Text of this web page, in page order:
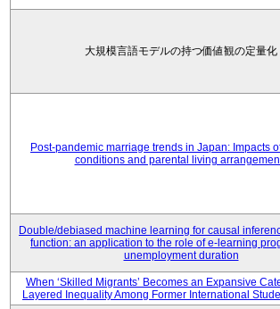
大規模言語モデルの持つ価値観の定量化
Post-pandemic marriage trends in Japan: Impacts
conditions and parental living
Double/debiased machine learning for causal
function: an application to the role of e-learning
unemployment duration
When ‘Skilled Migrants’ Becomes an Expansive
Layered Inequality Among Former International